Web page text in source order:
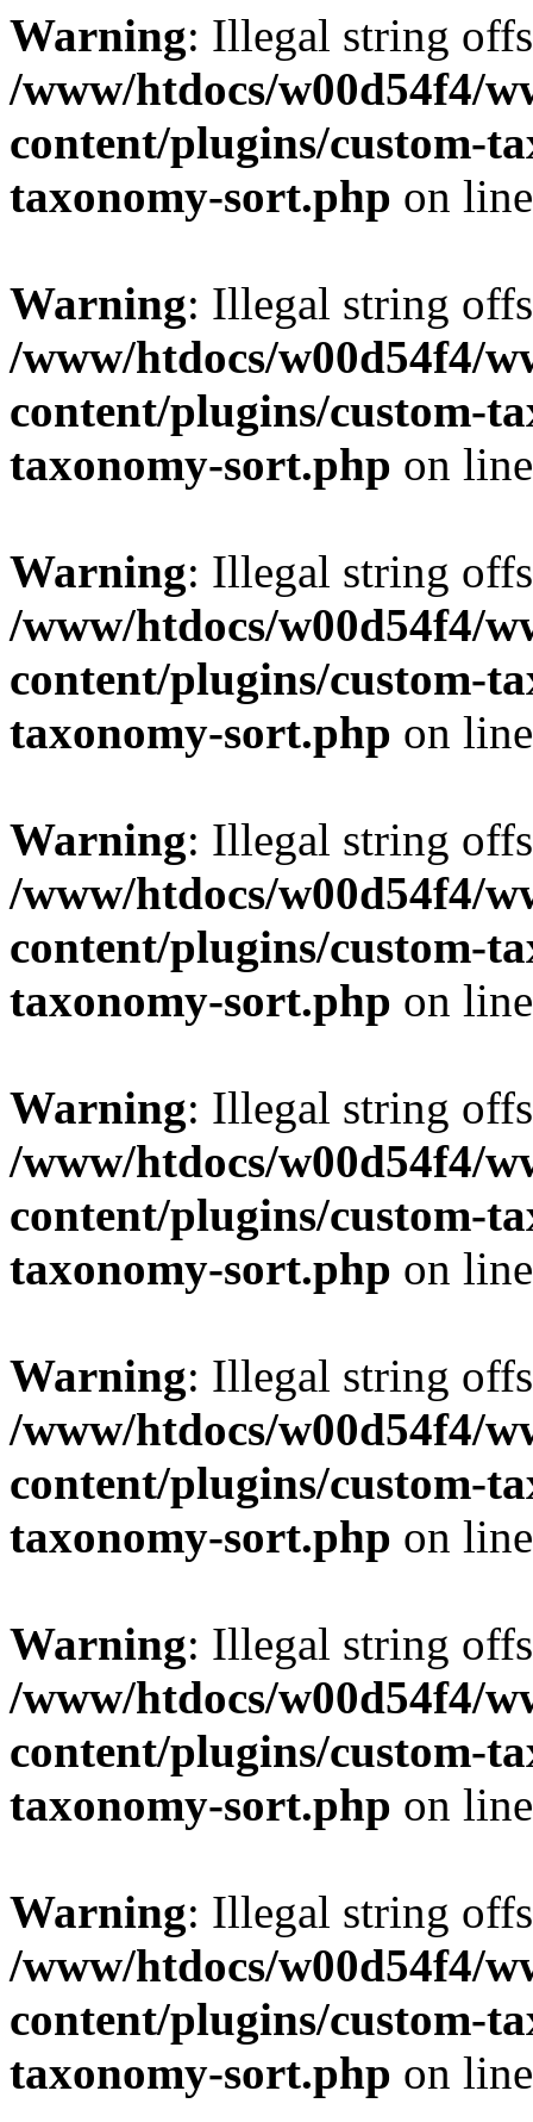
Warning: Illegal string
/www/htdocs/w00d54f4/
content/plugins/custom-
taxonomy-sort.php on
Warning: Illegal string
/www/htdocs/w00d54f4/
content/plugins/custom-
taxonomy-sort.php on
Warning: Illegal string
/www/htdocs/w00d54f4/
content/plugins/custom-
taxonomy-sort.php on
Warning: Illegal string
/www/htdocs/w00d54f4/
content/plugins/custom-
taxonomy-sort.php on
Warning: Illegal string
/www/htdocs/w00d54f4/
content/plugins/custom-
taxonomy-sort.php on
Warning: Illegal string
/www/htdocs/w00d54f4/
content/plugins/custom-
taxonomy-sort.php on
Warning: Illegal string
/www/htdocs/w00d54f4/
content/plugins/custom-
taxonomy-sort.php on
Warning: Illegal string
/www/htdocs/w00d54f4/
content/plugins/custom-
taxonomy-sort.php on